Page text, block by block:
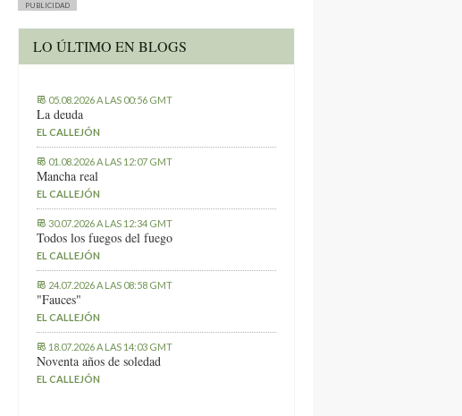
PUBLICIDAD
LO ÚLTIMO EN BLOGS
05.08.2026 A LAS 00:56 GMT
La deuda
EL CALLEJÓN
01.08.2026 A LAS 12:07 GMT
Mancha real
EL CALLEJÓN
30.07.2026 A LAS 12:34 GMT
Todos los fuegos del fuego
EL CALLEJÓN
24.07.2026 A LAS 08:58 GMT
"Fauces"
EL CALLEJÓN
18.07.2026 A LAS 14:03 GMT
Noventa años de soledad
EL CALLEJÓN